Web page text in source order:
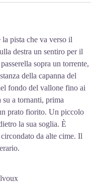
pista che va verso il
destra un sentiro per il
sopra un torrente,
della capanna del
fondo del vallone fino ai
a tornanti, prima
prato fiorito. Un piccolo
la sua soglia. È
da alte cime. Il